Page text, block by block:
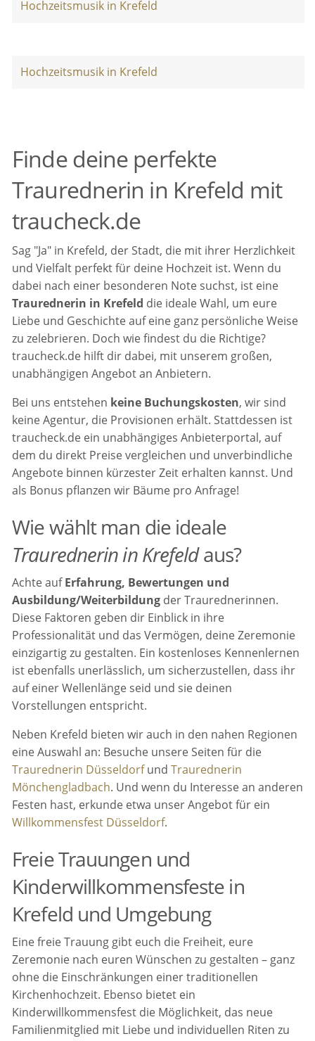
Hochzeitsmusik in Krefeld
Hochzeitsmusik in Krefeld
Finde deine perfekte
Traurednerin in Krefeld mit
traucheck.de
Sag "Ja" in Krefeld, der Stadt, die mit ihrer Herzlichkeit
und Vielfalt perfekt für deine Hochzeit ist. Wenn du
dabei nach einer besonderen Note suchst, ist eine
Traurednerin in Krefeld die ideale Wahl, um eure
Liebe und Geschichte auf eine ganz persönliche Weise
zu zelebrieren. Doch wie findest du die Richtige?
traucheck.de hilft dir dabei, mit unserem großen,
unabhängigen Angebot an Anbietern.
Bei uns entstehen keine Buchungskosten, wir sind
keine Agentur, die Provisionen erhält. Stattdessen ist
traucheck.de ein unabhängiges Anbieterportal, auf
dem du direkt Preise vergleichen und unverbindliche
Angebote binnen kürzester Zeit erhalten kannst. Und
als Bonus pflanzen wir Bäume pro Anfrage!
Wie wählt man die ideale
Traurednerin in Krefeldaus?
Achte aufErfahrung, Bewertungen und
Ausbildung/Weiterbildung der Traurednerinnen.
Diese Faktoren geben dir Einblick in ihre
Professionalität und das Vermögen, deine Zeremonie
einzigartig zu gestalten. Ein kostenloses Kennenlernen
ist ebenfalls unerlässlich, um sicherzustellen, dass ihr
auf einer Wellenlänge seid und sie deinen
Vorstellungen entspricht.
Neben Krefeld bieten wir auch in den nahen Regionen
eine Auswahl an: Besuche unsere Seiten für die
Traurednerin DüsseldorfundTraurednerin
Mönchengladbach. Und wenn du Interesse an anderen
Festen hast, erkunde etwa unser Angebot für ein
Willkommensfest Düsseldorf.
Freie Trauungen und
Kinderwillkommensfeste in
Krefeld und Umgebung
Eine freie Trauung gibt euch die Freiheit, eure
Zeremonie nach euren Wünschen zu gestalten – ganz
ohne die Einschränkungen einer traditionellen
Kirchenhochzeit. Ebenso bietet ein
Kinderwillkommensfest die Möglichkeit, das neue
Familienmitglied mit Liebe und individuellen Riten zu